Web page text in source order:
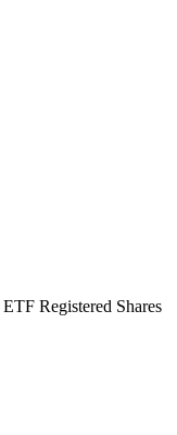
Registered Shares